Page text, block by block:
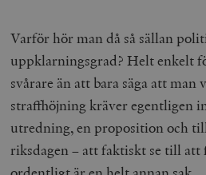
Varför hör man då så sällan
uppklarningsgrad? Helt enkelt
svårare än att bara säga att
straffhöjning kräver egentligen
utredning, en proposition och
riksdagen – att faktiskt se till